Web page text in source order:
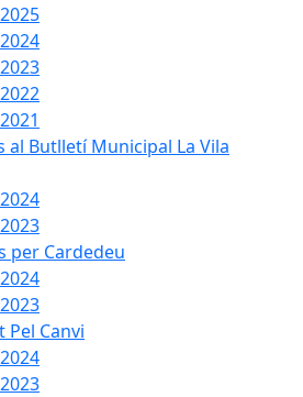
al Butlletí Municipal La Vila
2024
2023
per Cardedeu
2024
2023
Pel Canvi
2024
2023